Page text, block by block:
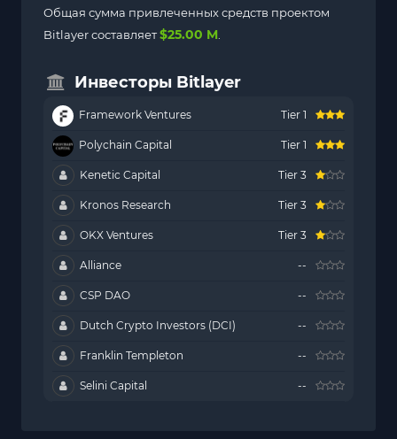
Общая сумма привлеченных средств проектом
Bitlayer составляет$25.00 M.
Инвесторы Bitlayer
Framework Ventures Tier 1
Polychain Capital Tier 1
Kenetic Capital Tier 3
Kronos Research Tier 3
OKX Ventures Tier 3
Alliance --
CSP DAO --
Dutch Crypto Investors (DCI) --
Franklin Templeton --
Selini Capital --